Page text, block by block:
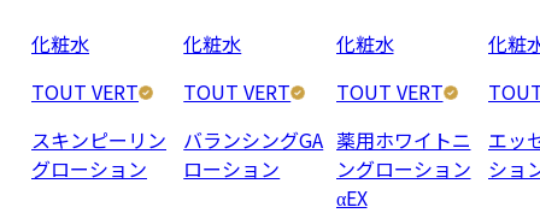
化粧水
TOUT VERT
スキンピーリン
グローション
化粧水
TOUT VERT
バランシングGA
ローション
化粧水
TOUT VERT
薬用ホワイトニ
ングローション
αEX
化粧
エッ
ショ